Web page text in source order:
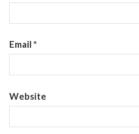
Email *
Website